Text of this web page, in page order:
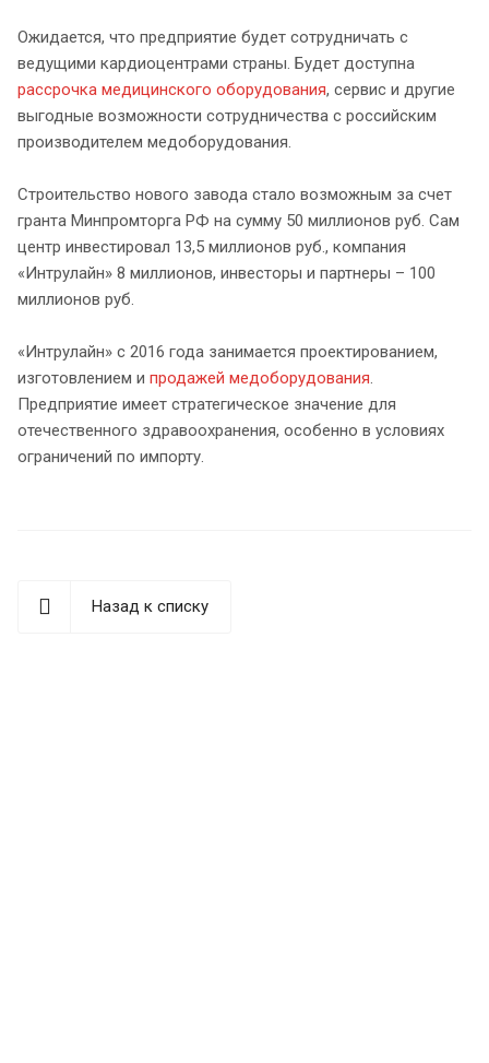
Ожидается, что предприятие будет сотрудничать с
ведущими кардиоцентрами страны. Будет доступна
рассрочка медицинского оборудования, сервис и другие
выгодные возможности сотрудничества с российским
производителем медоборудования.
Строительство нового завода стало возможным за счет
гранта Минпромторга РФ на сумму 50 миллионов руб. Сам
центр инвестировал 13,5 миллионов руб., компания
«Интрулайн» 8 миллионов, инвесторы и партнеры – 100
миллионов руб.
«Интрулайн» с 2016 года занимается проектированием,
изготовлением и продажей медоборудования.
Предприятие имеет стратегическое значение для
отечественного здравоохранения, особенно в условиях
ограничений по импорту.
Назад к списку